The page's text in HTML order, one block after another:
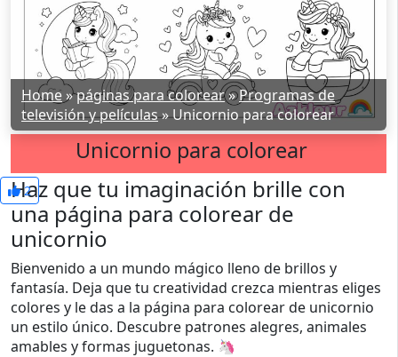
Home »páginas para colorear»Programas de
televisión y películas»Unicornio para colorear
Unicornio para colorear
2
Haz que tu imaginación brille con
una página para colorear de
unicornio
Bienvenido a un mundo mágico lleno de brillos y
fantasía. Deja que tu creatividad crezca mientras eliges
colores y le das a la página para colorear de unicornio
un estilo único. Descubre patrones alegres, animales
amables y formas juguetonas. 🦄